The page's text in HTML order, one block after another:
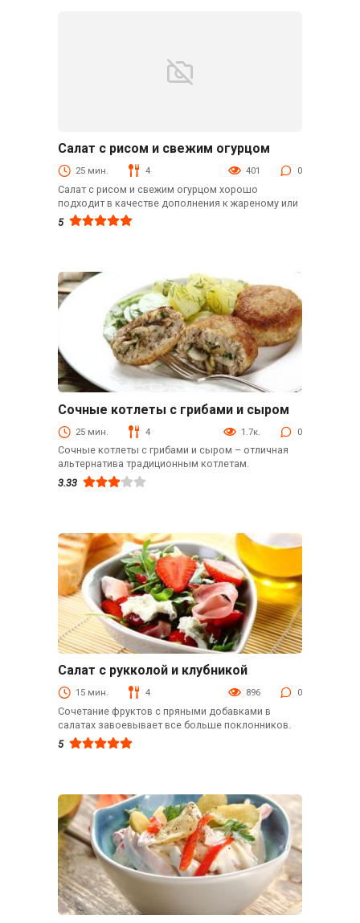
Салат с рисом и свежим огурцом
25 мин. 4 401 0
Салат с рисом и свежим огурцом хорошо
подходит в качестве дополнения к жареному или
5
Сочные котлеты с грибами и сыром
25 мин. 4 1.7к. 0
Сочные котлеты с грибами и сыром – отличная
альтернатива традиционным котлетам.
3.33
Салат с рукколой и клубникой
15 мин. 4 896 0
Сочетание фруктов с пряными добавками в
салатах завоевывает все больше поклонников.
5